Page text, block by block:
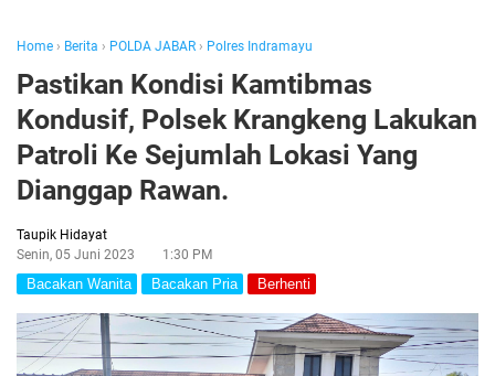
Home › Berita › POLDA JABAR › Polres Indramayu
Pastikan Kondisi Kamtibmas
Kondusif, Polsek Krangkeng Lakukan
Patroli Ke Sejumlah Lokasi Yang
Dianggap Rawan.
Taupik Hidayat
Senin, 05 Juni 2023
1:30 PM
Bacakan Wanita Bacakan Pria Berhenti